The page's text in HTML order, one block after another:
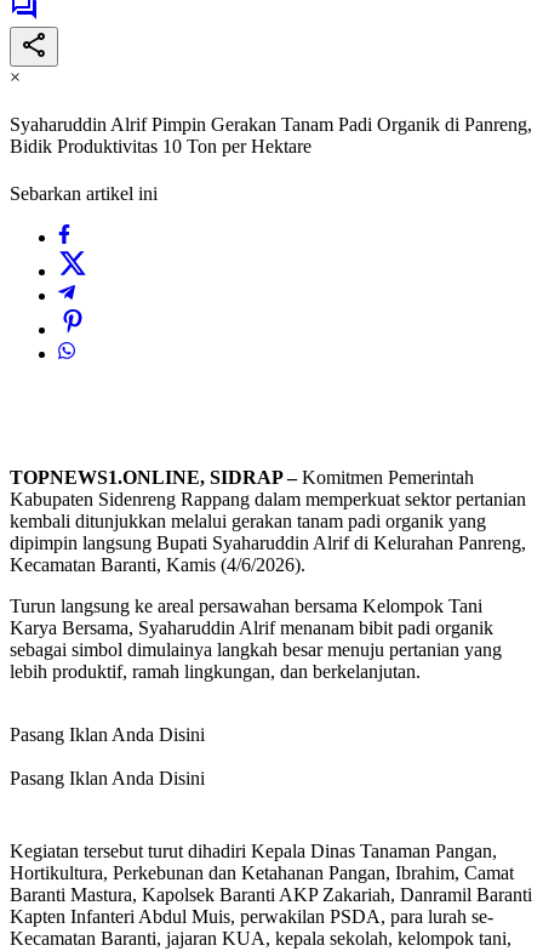
×
Syaharuddin Alrif Pimpin Gerakan Tanam Padi Organik di Panreng,
Bidik Produktivitas 10 Ton per Hektare
Sebarkan artikel ini
TOPNEWS1.ONLINE, SIDRAP –Komitmen Pemerintah
Kabupaten Sidenreng Rappang dalam memperkuat sektor pertanian
kembali ditunjukkan melalui gerakan tanam padi organik yang
dipimpin langsung Bupati Syaharuddin Alrif di Kelurahan Panreng,
Kecamatan Baranti, Kamis (4/6/2026).
Turun langsung ke areal persawahan bersama Kelompok Tani
Karya Bersama, Syaharuddin Alrif menanam bibit padi organik
sebagai simbol dimulainya langkah besar menuju pertanian yang
lebih produktif, ramah lingkungan, dan berkelanjutan.
Pasang Iklan Anda Disini
Pasang Iklan Anda Disini
Kegiatan tersebut turut dihadiri Kepala Dinas Tanaman Pangan,
Hortikultura, Perkebunan dan Ketahanan Pangan, Ibrahim, Camat
Baranti Mastura, Kapolsek Baranti AKP Zakariah, Danramil Baranti
Kapten Infanteri Abdul Muis, perwakilan PSDA, para lurah se-
Kecamatan Baranti, jajaran KUA, kepala sekolah, kelompok tani,